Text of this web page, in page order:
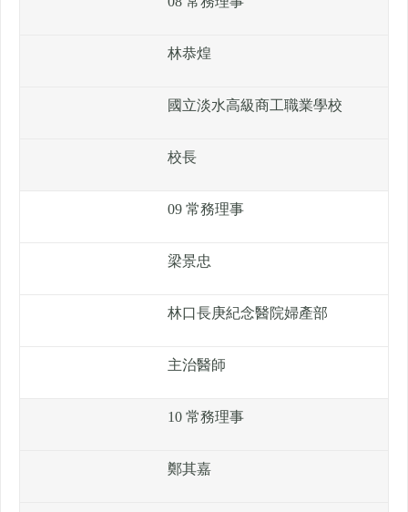
林恭煌
國立淡水高級商工職業學校
校長
09 常務理事
梁景忠
林口長庚紀念醫院婦產部
主治醫師
10 常務理事
鄭其嘉